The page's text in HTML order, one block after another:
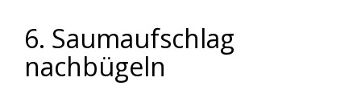
6. Saumaufschlag
nachbügeln